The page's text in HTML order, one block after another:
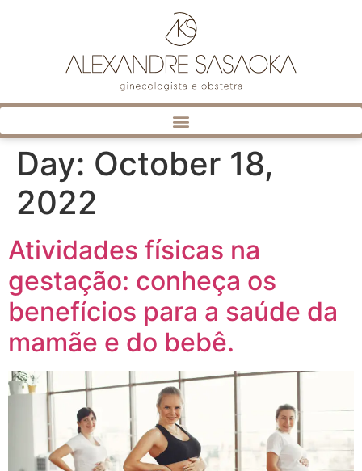
Day: October 18,
2022
Atividades físicas na
gestação: conheça os
benefícios para a saúde da
mamãe e do bebê.